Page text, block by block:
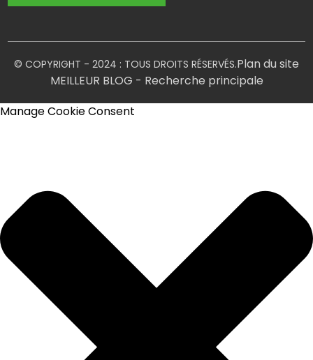
© COPYRIGHT - 2024 : TOUS DROITS RÉSERVÉS.Plan du site
MEILLEUR BLOG - Recherche principale
Manage Cookie Consent